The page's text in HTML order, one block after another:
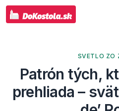
SVETLO ZO
Patrón tých,
prehliada –